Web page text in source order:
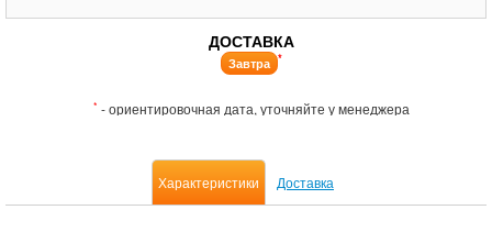
ДОСТАВКА
Завтра *
* - ориентировочная дата, уточняйте у менеджера
Характеристики Доставка